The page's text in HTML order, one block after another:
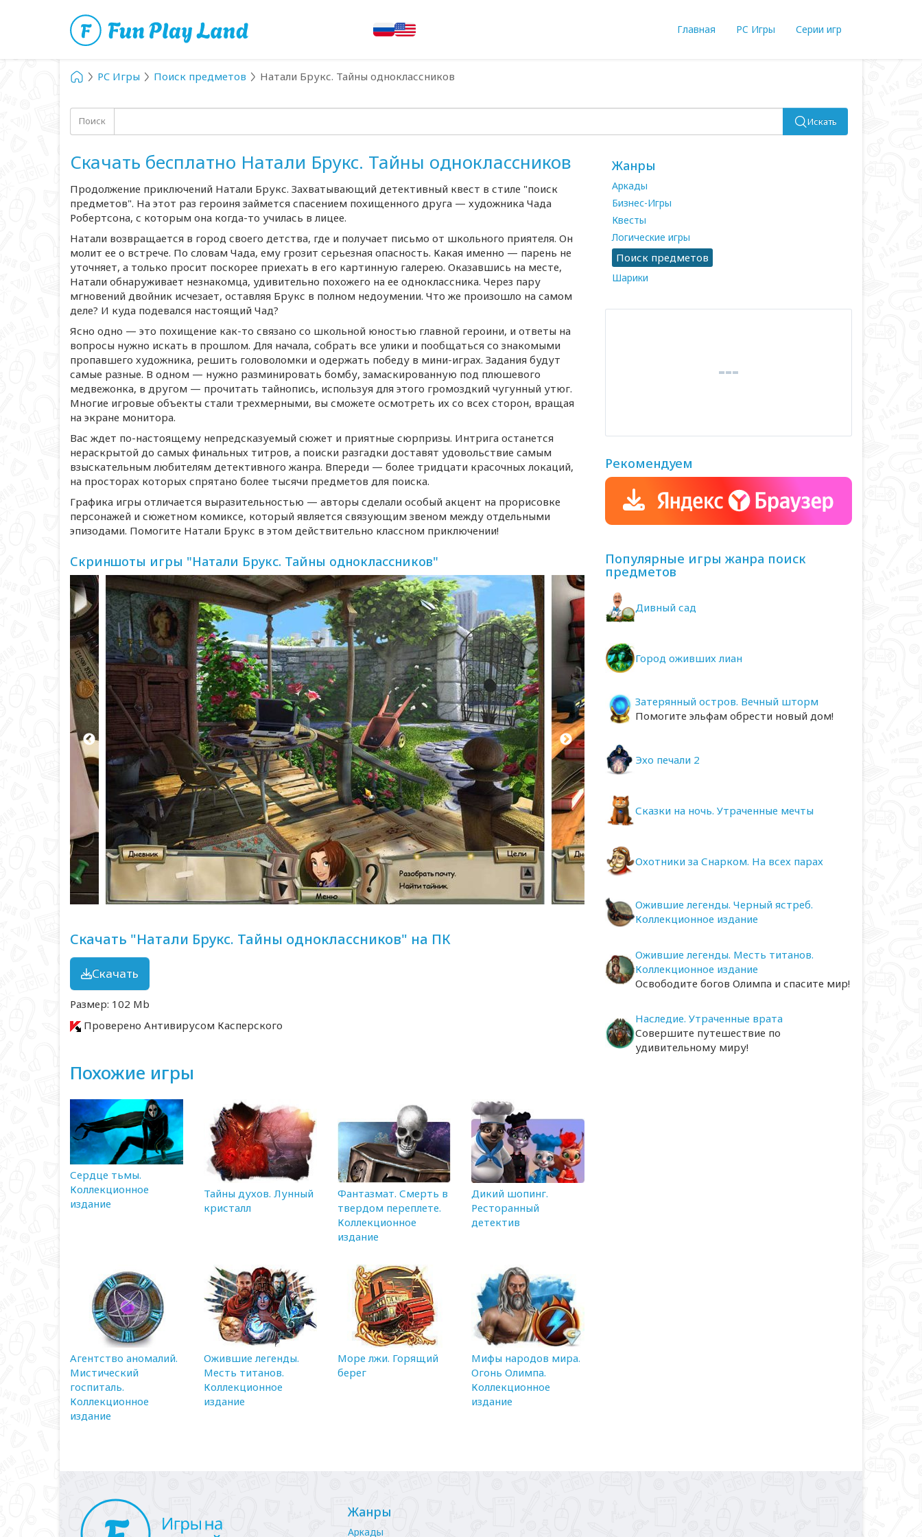
Главная PC Игры Серии игр
PC Игры Поиск предметов Натали Брукс. Тайны одноклассников
Поиск Искать
Скачать бесплатно Натали Брукс. Тайны одноклассников
Продолжение приключений Натали Брукс. Захватывающий детективный квест в стиле "поиск
предметов". На этот раз героиня займется спасением похищенного друга — художника Чада
Робертсона, с которым она когда-то училась в лицее.
Натали возвращается в город своего детства, где и получает письмо от школьного приятеля. Он
молит ее о встрече. По словам Чада, ему грозит серьезная опасность. Какая именно — парень не
уточняет, а только просит поскорее приехать в его картинную галерею. Оказавшись на месте,
Натали обнаруживает незнакомца, удивительно похожего на ее одноклассника. Через пару
мгновений двойник исчезает, оставляя Брукс в полном недоумении. Что же произошло на самом
деле? И куда подевался настоящий Чад?
Ясно одно — это похищение как-то связано со школьной юностью главной героини, и ответы на
вопросы нужно искать в прошлом. Для начала, собрать все улики и пообщаться со знакомыми
пропавшего художника, решить головоломки и одержать победу в мини-играх. Задания будут
самые разные. В одном — нужно разминировать бомбу, замаскированную под плюшевого
медвежонка, в другом — прочитать тайнопись, используя для этого громоздкий чугунный утюг.
Многие игровые объекты стали трехмерными, вы сможете осмотреть их со всех сторон, вращая
на экране монитора.
Вас ждет по-настоящему непредсказуемый сюжет и приятные сюрпризы. Интрига останется
нераскрытой до самых финальных титров, а поиски разгадки доставят удовольствие самым
взыскательным любителям детективного жанра. Впереди — более тридцати красочных локаций,
на просторах которых спрятано более тысячи предметов для поиска.
Графика игры отличается выразительностью — авторы сделали особый акцент на прорисовке
персонажей и сюжетном комиксе, который является связующим звеном между отдельными
эпизодами. Помогите Натали Брукс в этом действительно классном приключении!
Скриншоты игры "Натали Брукс. Тайны одноклассников"
Скачать "Натали Брукс. Тайны одноклассников" на ПК
Скачать
Размер: 102 Mb
Проверено Антивирусом Касперского
Похожие игры
Сердце тьмы.
Коллекционное
издание
Тайны духов. Лунный
кристалл
Фантазмат. Смерть в
твердом переплете.
Коллекционное
издание
Дикий шопинг.
Ресторанный
детектив
Агентство аномалий.
Мистический
госпиталь.
Коллекционное
издание
Ожившие легенды.
Месть титанов.
Коллекционное
издание
Море лжи. Горящий
берег
Мифы народов мира.
Огонь Олимпа.
Коллекционное
издание
Жанры
Аркады
Бизнес-Игры
Квесты
Логические игры
Поиск предметов
Шарики
Рекомендуем
Популярные игры жанра поиск
предметов
Дивный сад
Город оживших лиан
Затерянный остров. Вечный шторм
Помогите эльфам обрести новый дом!
Эхо печали 2
Сказки на ночь. Утраченные мечты
Охотники за Снарком. На всех парах
Ожившие легенды. Черный ястреб.
Коллекционное издание
Ожившие легенды. Месть титанов.
Коллекционное издание
Освободите богов Олимпа и спасите мир!
Наследие. Утраченные врата
Совершите путешествие по
удивительному миру!
Жанры
Аркады